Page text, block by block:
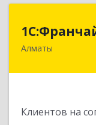
Алматы
Клиентов на
Казахстан,